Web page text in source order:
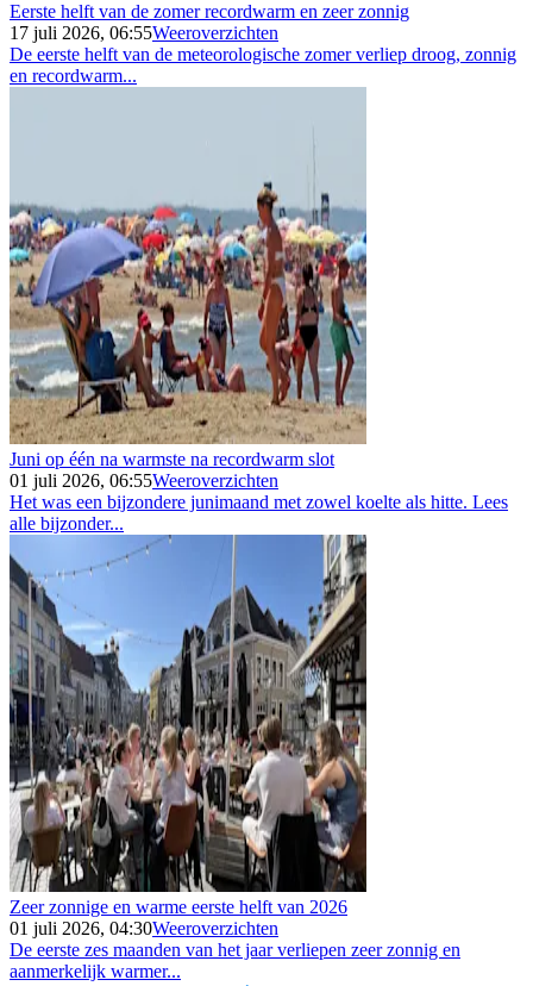
Eerste helft van de zomer recordwarm en zeer zonnig
17 juli 2026, 06:55Weeroverzichten
De eerste helft van de meteorologische zomer verliep droog, zonnig
en recordwarm...
Juni op één na warmste na recordwarm slot
01 juli 2026, 06:55Weeroverzichten
Het was een bijzondere junimaand met zowel koelte als hitte. Lees
alle bijzonder...
Zeer zonnige en warme eerste helft van 2026
01 juli 2026, 04:30Weeroverzichten
De eerste zes maanden van het jaar verliepen zeer zonnig en
aanmerkelijk warmer...